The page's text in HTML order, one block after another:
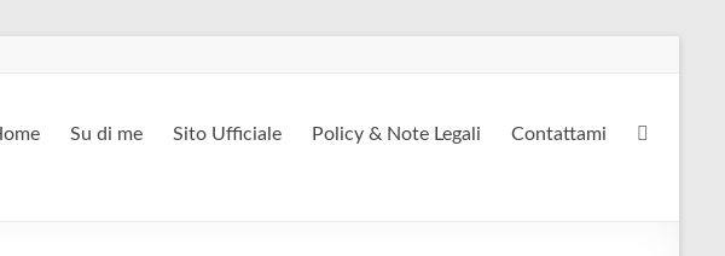
Su di me Sito Ufficiale Policy & Note Legali Contattami